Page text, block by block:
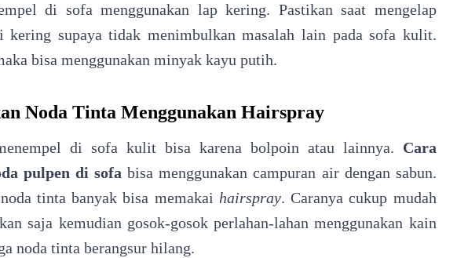
di sofa menggunakan lap kering. Pastikan saat mengelap
kering supaya tidak menimbulkan masalah lain pada sofa kulit.
bisa menggunakan minyak kayu putih.
Noda Tinta Menggunakan Hairspray
di sofa kulit bisa karena bolpoin atau lainnya. Cara
pulpen di sofabisa menggunakan campuran air dengan sabun.
tinta banyak bisa memakai hairspray. Caranya cukup mudah
saja kemudian gosok-gosok perlahan-lahan menggunakan kain
noda tinta berangsur hilang.